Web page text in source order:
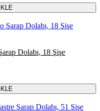
Dolabı, 18 Şişe